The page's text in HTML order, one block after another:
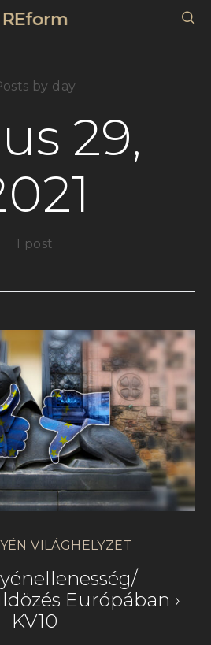
REform
by day
29,
1 post
VILÁGHELYZET
Európában ›
KV10